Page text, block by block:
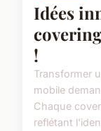
Idées
!
Transformer
mobile
Chaque
reflétant